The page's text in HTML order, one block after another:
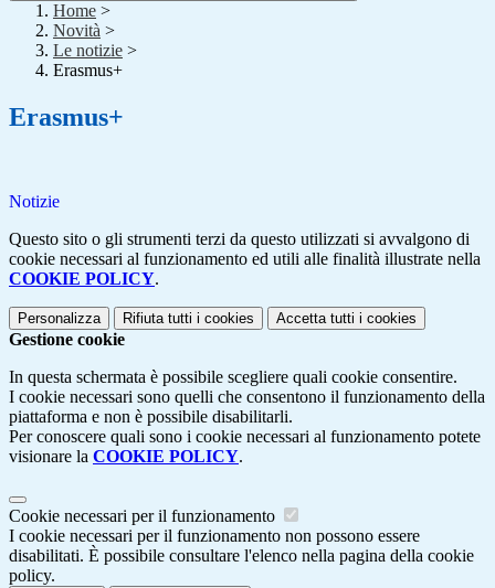
Home >
Novità >
Le notizie >
Erasmus+
Erasmus+
Notizie
Questo sito o gli strumenti terzi da questo utilizzati si avvalgono di
cookie necessari al funzionamento ed utili alle finalità illustrate nella
COOKIE POLICY.
Personalizza Rifiuta tutti i cookies Accetta tutti i cookies
Gestione cookie
In questa schermata è possibile scegliere quali cookie consentire.
I cookie necessari sono quelli che consentono il funzionamento della
piattaforma e non è possibile disabilitarli.
Per conoscere quali sono i cookie necessari al funzionamento potete
visionare la COOKIE POLICY.
Cookie necessari per il funzionamento
I cookie necessari per il funzionamento non possono essere
disabilitati. È possibile consultare l'elenco nella pagina della cookie
policy.